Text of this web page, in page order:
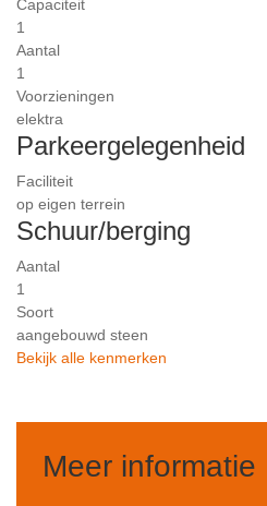
Capaciteit
1
Aantal
1
Voorzieningen
elektra
Parkeergelegenheid
Faciliteit
op eigen terrein
Schuur/berging
Aantal
1
Soort
aangebouwd steen
Bekijk alle kenmerken
Meer informatie